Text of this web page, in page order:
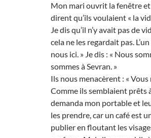
Mon mari ouvrit la fenêtre
dirent qu’ils voulaient « la
Je dis qu’il n’y avait pas de
cela ne les regardait pas.
nous ici. » Je dis : « Nous
sommes à Sevran. »
Ils nous menacèrent : « Vous
Comme ils semblaient prêts
demanda mon portable et
les prendre, car un café est
publier en floutant les